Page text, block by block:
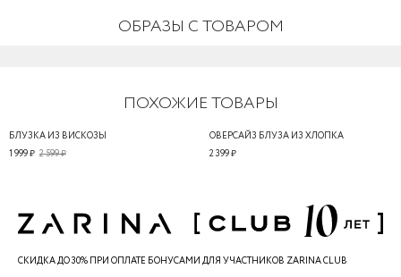
ОБРАЗЫ С ТОВАРОМ
ПОХОЖИЕ ТОВАРЫ
БЛУЗКА ИЗ ВИСКОЗЫ
2 599 ₽
1 999 ₽
ОВЕРСАЙЗ БЛУЗА ИЗ ХЛОПКА
2 399 ₽
СКИДКА ДО 30% ПРИ ОПЛАТЕ БОНУСАМИ ДЛЯ УЧАСТНИКОВ ZARINA CLUB